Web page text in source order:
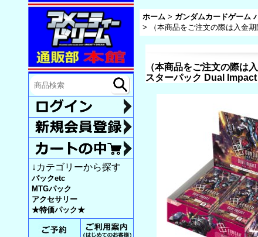
ホーム > ガンダムカードゲーム
>
（本商品をご注文の際は入金
↓カテゴリーから探す
パックetc
MTGパック
アクセサリー
★特価パック★
（本商品をご注文の際は
スターパック Dual